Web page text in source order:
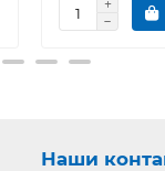
Наши